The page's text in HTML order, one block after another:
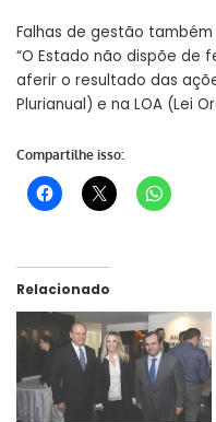
Falhas de gestão
“O Estado não dispõe de
aferir o resultado das
Plurianual) e na LOA (Lei
Compartilhe isso:
Relacionado